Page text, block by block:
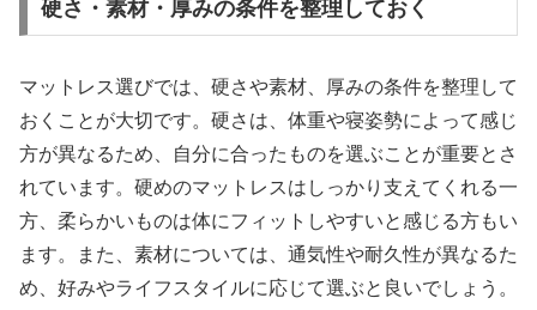
硬さ・素材・厚みの条件を整理しておく
マットレス選びでは、硬さや素材、厚みの条件を整理して
おくことが大切です。硬さは、体重や寝姿勢によって感じ
方が異なるため、自分に合ったものを選ぶことが重要とさ
れています。硬めのマットレスはしっかり支えてくれる一
方、柔らかいものは体にフィットしやすいと感じる方もい
ます。また、素材については、通気性や耐久性が異なるた
め、好みやライフスタイルに応じて選ぶと良いでしょう。